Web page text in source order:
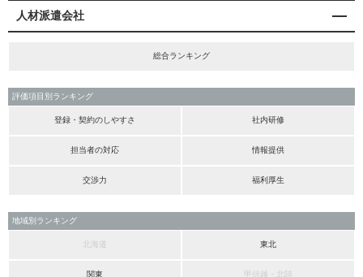
人材派遣会社
総合ランキング
評価項目別ランキング
登録・契約のしやすさ 社内研修
担当者の対応 情報提供
交渉力 福利厚生
地域別ランキング
北海道 東北
関東 甲信越・北陸